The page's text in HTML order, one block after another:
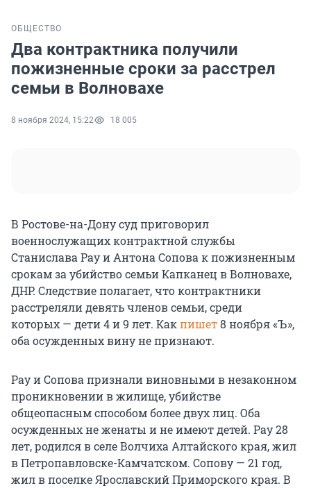
ОБЩЕСТВО
Два контрактника получили
пожизненные сроки за расстрел
семьи в Волновахе
8 ноября 2024, 15:22 18 005
В Ростове-на-Дону суд приговорил
военнослужащих контрактной службы
Станислава Рау и Антона Сопова к пожизненным
срокам за убийство семьи Капканец в Волновахе,
ДНР. Следствие полагает, что контрактники
расстреляли девять членов семьи, среди
которых — дети 4 и 9 лет. Какпишет8 ноября «Ъ»,
оба осужденных вину не признают.
Рау и Сопова признали виновными в незаконном
проникновении в жилище, убийстве
общеопасным способом более двух лиц. Оба
осужденных не женаты и не имеют детей. Рау 28
лет, родился в селе Волчиха Алтайского края, жил
в Петропавловске-Камчатском. Сопову — 21 год,
жил в поселке Ярославский Приморского края. В